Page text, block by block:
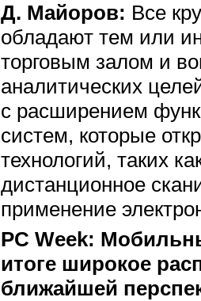
Д. Майоров: Все
обладают тем или
торговым залом и
аналитических
с расширением
систем, которые
технологий, таких
дистанционное
применение
PC Week:
итоге широкое
ближайшей